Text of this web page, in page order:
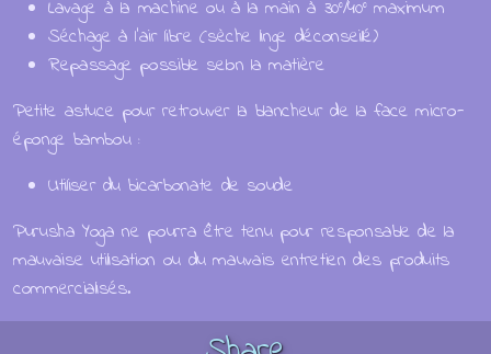
Lavage à la machine ou à la main à 30°/40° maximum
Séchage à l'air libre (sèche linge déconseillé)
Repassage possible selon la matière
Petite astuce pour retrouver la blancheur de la face micro-
éponge bambou :
Utiliser du bicarbonate de soude
Purusha Yoga ne pourra être tenu pour responsable de la
mauvaise utilisation ou du mauvais entretien des produits
commercialisés.
Retraite Ain 2026
Soins collectifs
Soins individuels